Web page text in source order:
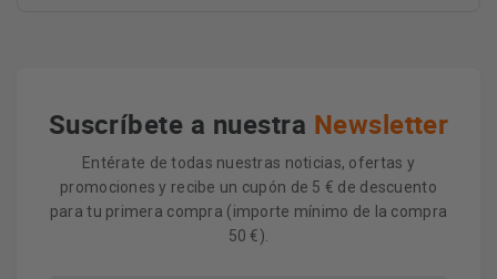
automática pasados unos 5 o 15 minutos.
Suscríbete a nuestra Newsletter
Entérate de todas nuestras noticias, ofertas y
promociones y recibe un cupón de 5 € de descuento
para tu primera compra (importe mínimo de la compra
50 €).